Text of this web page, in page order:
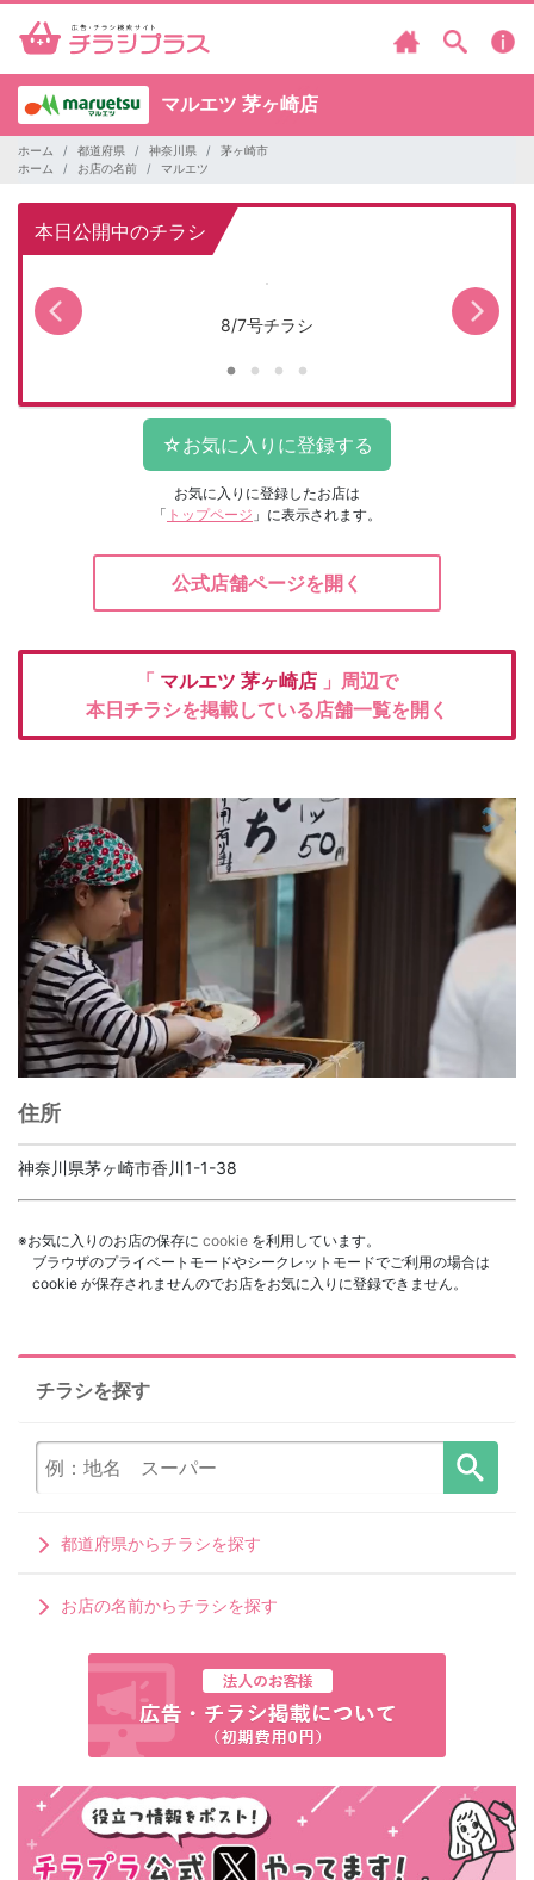
マルエツ 茅ヶ崎店
ホーム 都道府県 神奈川県
茅ヶ崎市
ホーム
お店の名前 マルエツ
本日公開中のチラシ
8/7号チラシ
お気に入りに登録したお店は
「 トップページ 」に表示されます。
公式店舗ページを開く
「 マルエツ 茅ヶ崎店 」周辺で
本日チラシを掲載している店舗一覧を開く
住所
神奈川県茅ヶ崎市香川1-1-38
※お気に入りのお店の保存に cookie を利用しています。
ブラウザのプライベートモードやシークレットモードでご利用の場合は
cookie が保存されませんのでお店をお気に入りに登録できません。
チラシを探す
都道府県からチラシを探す
お店の名前からチラシを探す